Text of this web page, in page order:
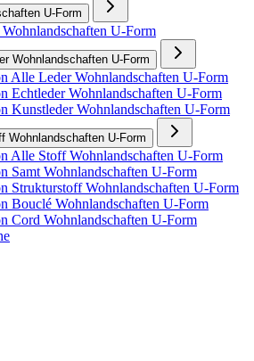
U-Form
U-Form
Wohnlandschaften U-Form
Alle Leder Wohnlandschaften U-Form
Echtleder Wohnlandschaften U-Form
Kunstleder Wohnlandschaften U-Form
Wohnlandschaften U-Form
Alle Stoff Wohnlandschaften U-Form
Samt Wohnlandschaften U-Form
Strukturstoff Wohnlandschaften U-Form
Bouclé Wohnlandschaften U-Form
Cord Wohnlandschaften U-Form